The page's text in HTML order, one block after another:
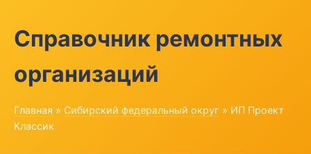
Справочник ремонтных
организаций
Главная » Сибирский федеральный округ » ИП Проект
Классик